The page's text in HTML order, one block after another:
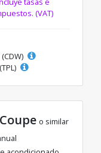
(VAT)
o similar